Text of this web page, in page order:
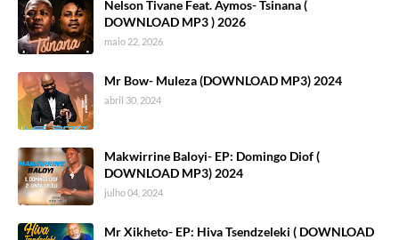
Nelson Tivane Feat. Aymos- Tsinana (
DOWNLOAD MP3 ) 2026
maio 22, 2026
Mr Bow- Muleza (DOWNLOAD MP3) 2024
abril 30, 2024
Makwirrine Baloyi- EP: Domingo Diof (
DOWNLOAD MP3) 2024
julho 04, 2024
Mr Xikheto- EP: Hiva Tsendzeleki ( DOWNLOAD